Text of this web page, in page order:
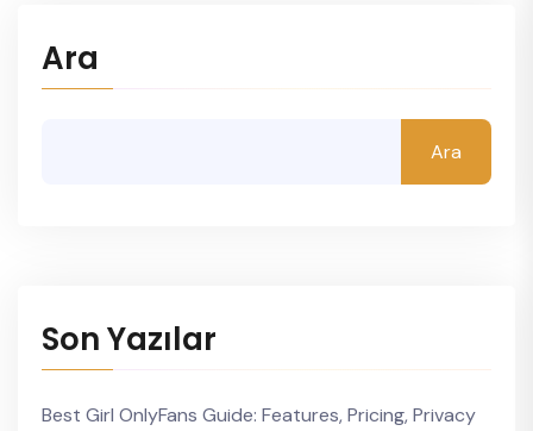
Ara
Ara
Son Yazılar
Best Girl OnlyFans Guide: Features, Pricing, Privacy